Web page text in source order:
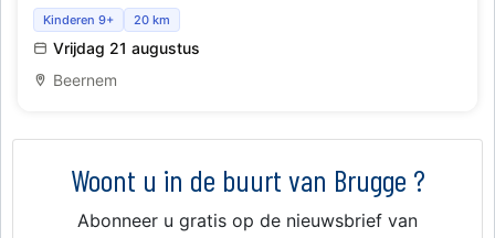
Cinema Under The Trees: Leave No Trace (2018)
Kinderen 9+ 20 km
Vrijdag 21 augustus
Beernem
Woont u in de buurt van Brugge ?
Abonneer u gratis op de nieuwsbrief van